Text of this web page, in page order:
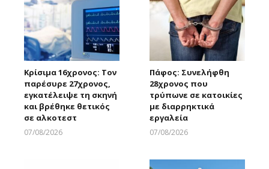
Κρίσιμα 16χρονος: Τον
παρέσυρε 27χρονος,
εγκατέλειψε τη σκηνή
και βρέθηκε θετικός
σε αλκοτεστ
07/08/2026
Πάφος: Συνελήφθη
28χρονος που
τρύπωνε σε κατοικίες
με διαρρηκτικά
εργαλεία
07/08/2026